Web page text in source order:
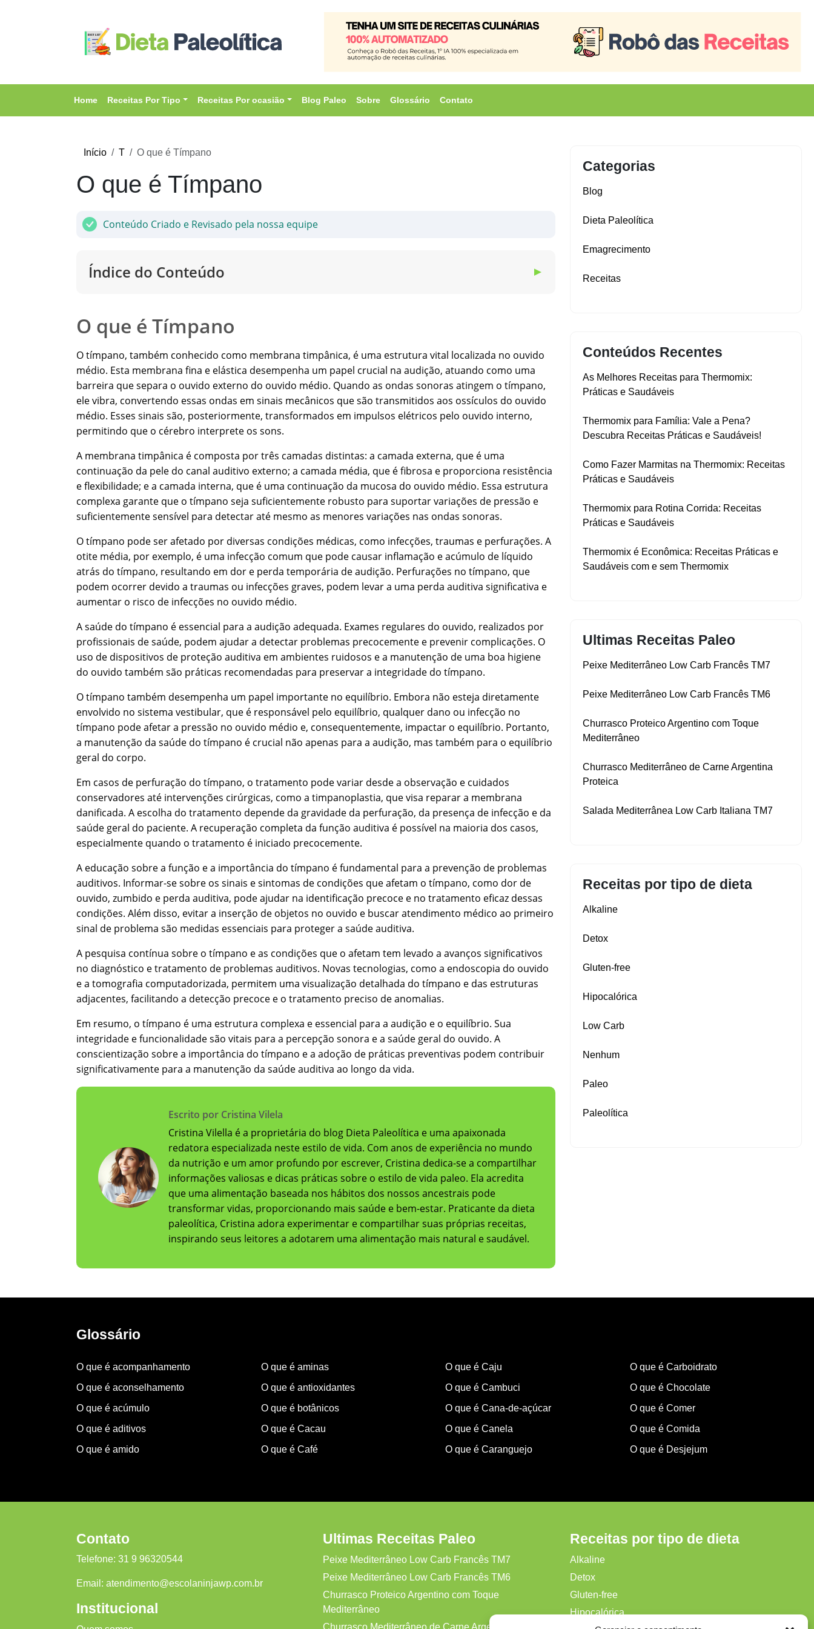
Home Receitas Por Tipo Receitas Por ocasião Blog Paleo Sobre Glossário Contato
Início T O que é Tímpano
O que é Tímpano
Conteúdo Criado e Revisado pela nossa equipe
Índice do Conteúdo ▼
O que é Tímpano
O tímpano, também conhecido como membrana timpânica, é uma estrutura vital localizada no ouvido
médio. Esta membrana fina e elástica desempenha um papel crucial na audição, atuando como uma
barreira que separa o ouvido externo do ouvido médio. Quando as ondas sonoras atingem o tímpano,
ele vibra, convertendo essas ondas em sinais mecânicos que são transmitidos aos ossículos do ouvido
médio. Esses sinais são, posteriormente, transformados em impulsos elétricos pelo ouvido interno,
permitindo que o cérebro interprete os sons.
A membrana timpânica é composta por três camadas distintas: a camada externa, que é uma
continuação da pele do canal auditivo externo; a camada média, que é fibrosa e proporciona resistência
e flexibilidade; e a camada interna, que é uma continuação da mucosa do ouvido médio. Essa estrutura
complexa garante que o tímpano seja suficientemente robusto para suportar variações de pressão e
suficientemente sensível para detectar até mesmo as menores variações nas ondas sonoras.
O tímpano pode ser afetado por diversas condições médicas, como infecções, traumas e perfurações. A
otite média, por exemplo, é uma infecção comum que pode causar inflamação e acúmulo de líquido
atrás do tímpano, resultando em dor e perda temporária de audição. Perfurações no tímpano, que
podem ocorrer devido a traumas ou infecções graves, podem levar a uma perda auditiva significativa e
aumentar o risco de infecções no ouvido médio.
A saúde do tímpano é essencial para a audição adequada. Exames regulares do ouvido, realizados por
profissionais de saúde, podem ajudar a detectar problemas precocemente e prevenir complicações. O
uso de dispositivos de proteção auditiva em ambientes ruidosos e a manutenção de uma boa higiene
do ouvido também são práticas recomendadas para preservar a integridade do tímpano.
O tímpano também desempenha um papel importante no equilíbrio. Embora não esteja diretamente
envolvido no sistema vestibular, que é responsável pelo equilíbrio, qualquer dano ou infecção no
tímpano pode afetar a pressão no ouvido médio e, consequentemente, impactar o equilíbrio. Portanto,
a manutenção da saúde do tímpano é crucial não apenas para a audição, mas também para o equilíbrio
geral do corpo.
Em casos de perfuração do tímpano, o tratamento pode variar desde a observação e cuidados
conservadores até intervenções cirúrgicas, como a timpanoplastia, que visa reparar a membrana
danificada. A escolha do tratamento depende da gravidade da perfuração, da presença de infecção e da
saúde geral do paciente. A recuperação completa da função auditiva é possível na maioria dos casos,
especialmente quando o tratamento é iniciado precocemente.
A educação sobre a função e a importância do tímpano é fundamental para a prevenção de problemas
auditivos. Informar-se sobre os sinais e sintomas de condições que afetam o tímpano, como dor de
ouvido, zumbido e perda auditiva, pode ajudar na identificação precoce e no tratamento eficaz dessas
condições. Além disso, evitar a inserção de objetos no ouvido e buscar atendimento médico ao primeiro
sinal de problema são medidas essenciais para proteger a saúde auditiva.
A pesquisa contínua sobre o tímpano e as condições que o afetam tem levado a avanços significativos
no diagnóstico e tratamento de problemas auditivos. Novas tecnologias, como a endoscopia do ouvido
e a tomografia computadorizada, permitem uma visualização detalhada do tímpano e das estruturas
adjacentes, facilitando a detecção precoce e o tratamento preciso de anomalias.
Em resumo, o tímpano é uma estrutura complexa e essencial para a audição e o equilíbrio. Sua
integridade e funcionalidade são vitais para a percepção sonora e a saúde geral do ouvido. A
conscientização sobre a importância do tímpano e a adoção de práticas preventivas podem contribuir
significativamente para a manutenção da saúde auditiva ao longo da vida.
Escrito por Cristina Vilela
Cristina Vilella é a proprietária do blog Dieta Paleolítica e uma apaixonada
redatora especializada neste estilo de vida. Com anos de experiência no mundo
da nutrição e um amor profundo por escrever, Cristina dedica-se a compartilhar
informações valiosas e dicas práticas sobre o estilo de vida paleo. Ela acredita
que uma alimentação baseada nos hábitos dos nossos ancestrais pode
transformar vidas, proporcionando mais saúde e bem-estar. Praticante da dieta
paleolítica, Cristina adora experimentar e compartilhar suas próprias receitas,
inspirando seus leitores a adotarem uma alimentação mais natural e saudável.
Categorias
Blog
Dieta Paleolítica
Emagrecimento
Receitas
Conteúdos Recentes
As Melhores Receitas para Thermomix:
Práticas e Saudáveis
Thermomix para Família: Vale a Pena?
Descubra Receitas Práticas e Saudáveis!
Como Fazer Marmitas na Thermomix: Receitas
Práticas e Saudáveis
Thermomix para Rotina Corrida: Receitas
Práticas e Saudáveis
Thermomix é Econômica: Receitas Práticas e
Saudáveis com e sem Thermomix
Ultimas Receitas Paleo
Peixe Mediterrâneo Low Carb Francês TM7
Peixe Mediterrâneo Low Carb Francês TM6
Churrasco Proteico Argentino com Toque
Mediterrâneo
Churrasco Mediterrâneo de Carne Argentina
Proteica
Salada Mediterrânea Low Carb Italiana TM7
Receitas por tipo de dieta
Alkaline
Detox
Gluten‑free
Hipocalórica
Low Carb
Nenhum
Paleo
Paleolítica
Glossário
O que é acompanhamento
O que é aconselhamento
O que é acúmulo
O que é aditivos
O que é amido
O que é aminas
O que é antioxidantes
O que é botânicos
O que é Cacau
O que é Café
O que é Caju
O que é Cambuci
O que é Cana-de-açúcar
O que é Canela
O que é Caranguejo
O que é Carboidrato
O que é Chocolate
O que é Comer
O que é Comida
O que é Desjejum
Contato
Telefone: 31 9 96320544
Email: atendimento@escolaninjawp.com.br
Institucional
Ultimas Receitas Paleo
Peixe Mediterrâneo Low Carb Francês TM7
Peixe Mediterrâneo Low Carb Francês TM6
Churrasco Proteico Argentino com Toque
Mediterrâneo
Churrasco Mediterrâneo de Carne Argentina Proteica
Receitas por tipo de dieta
Alkaline
Detox
Gluten‑free
Hipocalórica